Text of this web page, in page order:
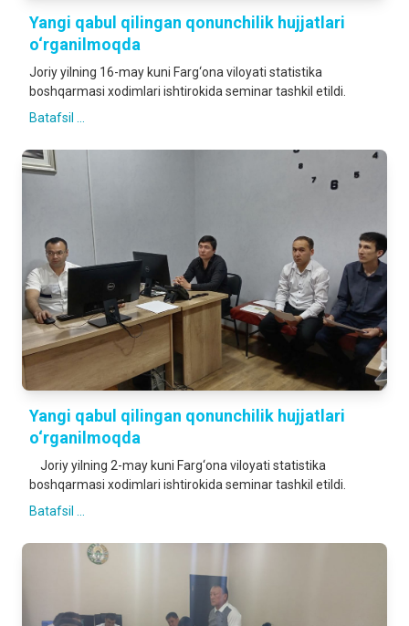
Yangi qabul qilingan qonunchilik hujjatlari
o‘rganilmoqda
Joriy yilning 16-may kuni Farg‘ona viloyati statistika
boshqarmasi xodimlari ishtirokida seminar tashkil etildi.
Batafsil ...
Yangi qabul qilingan qonunchilik hujjatlari
o‘rganilmoqda
Joriy yilning 2-may kuni Farg‘ona viloyati statistika
boshqarmasi xodimlari ishtirokida seminar tashkil etildi.
Batafsil ...